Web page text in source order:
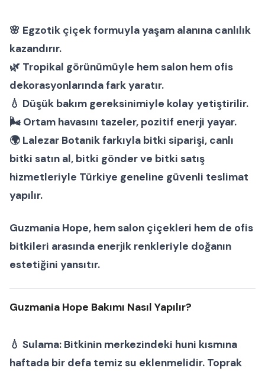
🌸 Egzotik çiçek formuyla yaşam alanına canlılık
kazandırır.
🌿 Tropikal görünümüyle hem salon hem ofis
dekorasyonlarında fark yaratır.
💧 Düşük bakım gereksinimiyle kolay yetiştirilir.
🌬 Ortam havasını tazeler, pozitif enerji yayar.
🌍 Lalezar Botanik farkıyla bitki siparişi, canlı
bitki satın al, bitki gönderve bitki satış
hizmetleriyle Türkiye geneline güvenli teslimat
yapılır.
Guzmania Hope, hemsalon çiçekleri hem de ofis
bitkileri arasında enerjik renkleriyle doğanın
estetiğini yansıtır.
Guzmania Hope Bakımı Nasıl Yapılır?
💧 Sulama: Bitkinin merkezindeki huni kısmına
haftada bir defa temiz su eklenmelidir. Toprak